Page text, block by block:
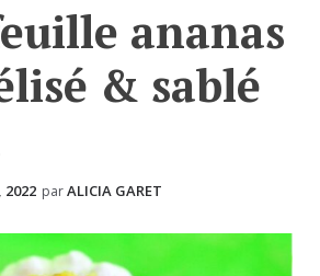
ananas
& sablé
2022 parALICIA GARET